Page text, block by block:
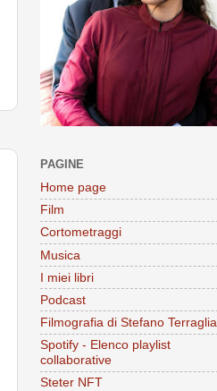
PAGINE
Home page
Film
Cortometraggi
Musica
I miei libri
Podcast
Filmografia di Stefano Terraglia
Spotify - Elenco playlist
collaborative
Steter NFT